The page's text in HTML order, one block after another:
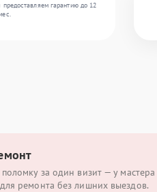
гарантию до 12
за один визит — у мастера
ремонта без лишних выездов.